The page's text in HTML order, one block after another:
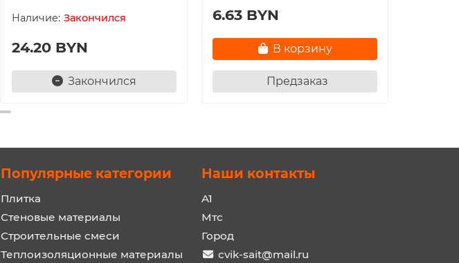
Закончился
24.20 BYN
Закончился
6.63 BYN
В корзину
Предзаказ
Популярные категории
Плитка
Стеновые материалы
Строительные смеси
Теплоизоляционные материалы
Наши контакты
A1
Мтс
Город
cvik-sait@mail.ru